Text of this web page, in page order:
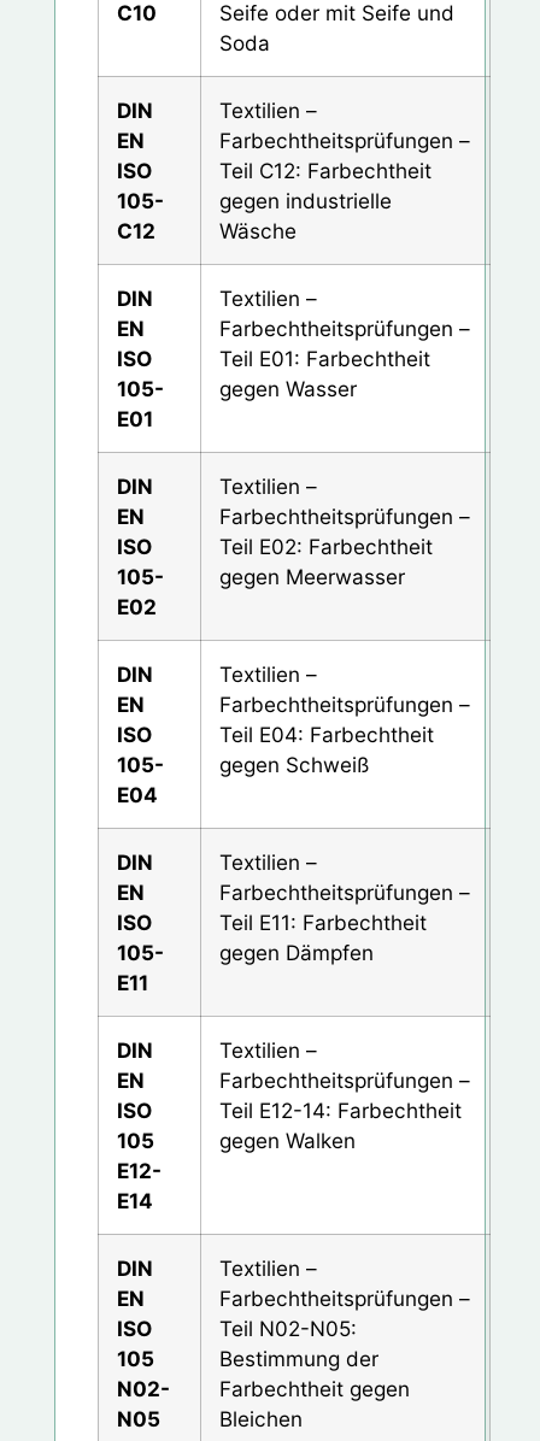
C10
Seife oder mit Seife und
Soda
DIN
EN
ISO
105-
C12
Textilien –
Farbechtheitsprüfungen –
Teil C12: Farbechtheit
gegen industrielle
Wäsche
DIN
EN
ISO
105-
E01
Textilien –
Farbechtheitsprüfungen –
Teil E01: Farbechtheit
gegen Wasser
DIN
EN
ISO
105-
E02
Textilien –
Farbechtheitsprüfungen –
Teil E02: Farbechtheit
gegen Meerwasser
DIN
EN
ISO
105-
E04
Textilien –
Farbechtheitsprüfungen –
Teil E04: Farbechtheit
gegen Schweiß
DIN
EN
ISO
105-
E11
Textilien –
Farbechtheitsprüfungen –
Teil E11: Farbechtheit
gegen Dämpfen
DIN
EN
ISO
105
E12-
E14
Textilien –
Farbechtheitsprüfungen –
Teil E12-14: Farbechtheit
gegen Walken
DIN
EN
ISO
105
N02-
N05
Textilien –
Farbechtheitsprüfungen –
Teil N02-N05:
Bestimmung der
Farbechtheit gegen
Bleichen